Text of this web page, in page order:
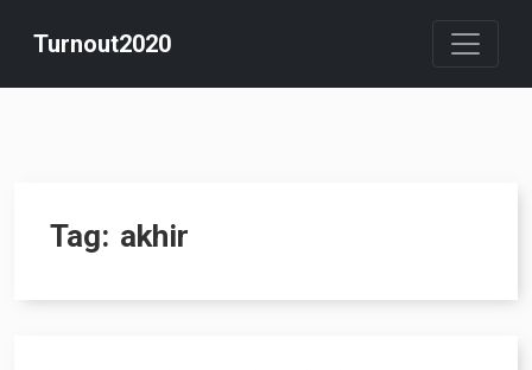
content
Turnout2020
Tag: akhir